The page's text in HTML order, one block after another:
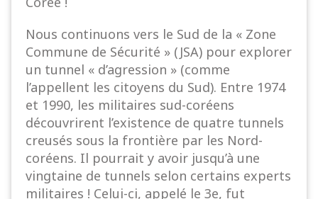
Nous continuons vers le Sud de la « Zone
Commune de Sécurité » (JSA) pour explorer
un tunnel « d’agression » (comme
l’appellent les citoyens du Sud). Entre 1974
et 1990, les militaires sud-coréens
découvrirent l’existence de quatre tunnels
creusés sous la frontière par les Nord-
coréens. Il pourrait y avoir jusqu’à une
vingtaine de tunnels selon certains experts
militaires ! Celui-ci, appelé le 3e, fut